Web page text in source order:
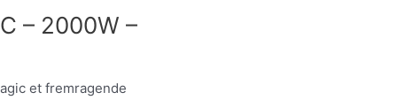
– 2000W –
et fremragende